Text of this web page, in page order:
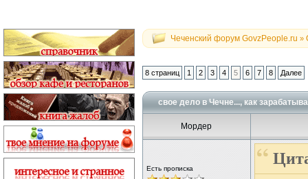
Чеченский форум GovzPeople.ru »
8 страниц 1 2 3 4 5 6 7 8 Далее
свое дело в Чечне..., как
Мордер
Есть прописка